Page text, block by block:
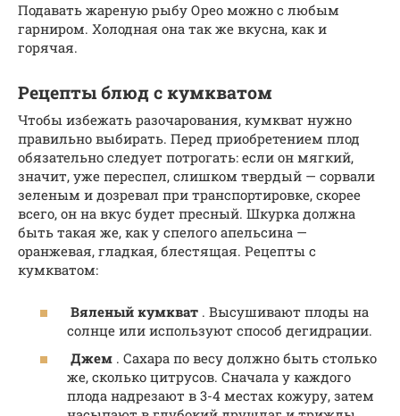
Подавать жареную рыбу Орео можно с любым
гарниром. Холодная она так же вкусна, как и
горячая.
Рецепты блюд с кумкватом
Чтобы избежать разочарования, кумкват нужно
правильно выбирать. Перед приобретением плод
обязательно следует потрогать: если он мягкий,
значит, уже переспел, слишком твердый — сорвали
зеленым и дозревал при транспортировке, скорее
всего, он на вкус будет пресный. Шкурка должна
быть такая же, как у спелого апельсина —
оранжевая, гладкая, блестящая. Рецепты с
кумкватом:
Вяленый кумкват . Высушивают плоды на
солнце или используют способ дегидрации.
Джем . Сахара по весу должно быть столько
же, сколько цитрусов. Сначала у каждого
плода надрезают в 3-4 местах кожуру, затем